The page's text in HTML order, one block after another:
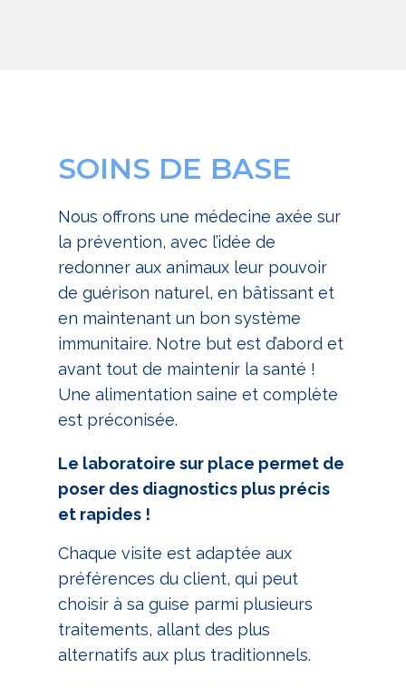
SOINS DE BASE
Nous offrons une médecine axée sur
la prévention, avec l’idée de
redonner aux animaux leur pouvoir
de guérison naturel, en bâtissant et
en maintenant un bon système
immunitaire. Notre but est d’abord et
avant tout de maintenir la santé !
Une alimentation saine et complète
est préconisée.
Le laboratoire sur place permet de
poser des diagnostics plus précis
et rapides !
Chaque visite est adaptée aux
préférences du client, qui peut
choisir à sa guise parmi plusieurs
traitements, allant des plus
alternatifs aux plus traditionnels.